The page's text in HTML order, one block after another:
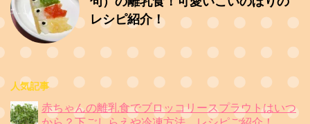
レシピ紹介！
人気記事
赤ちゃんの離乳食でブロッコリースプラウトはいつ